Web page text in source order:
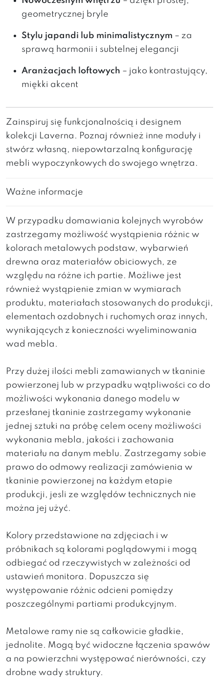
geometrycznej bryle
Stylu japandi lub minimalistycznym – za
sprawą harmonii i subtelnej elegancji
Aranżacjach loftowych – jako kontrastujący,
miękki akcent
Zainspiruj się funkcjonalnością i designem
kolekcji Laverna. Poznaj również inne moduły i
stwórz własną, niepowtarzalną konfigurację
mebli wypoczynkowych do swojego wnętrza.
Ważne informacje
W przypadku domawiania kolejnych wyrobów
zastrzegamy możliwość wystąpienia różnic w
kolorach metalowych podstaw, wybarwień
drewna oraz materiałów obiciowych, ze
względu na różne ich partie. Możliwe jest
również wystąpienie zmian w wymiarach
produktu, materiałach stosowanych do produkcji,
elementach ozdobnych i ruchomych oraz innych,
wynikających z konieczności wyeliminowania
wad mebla.
Przy dużej ilości mebli zamawianych w tkaninie
powierzonej lub w przypadku wątpliwości co do
możliwości wykonania danego modelu w
przesłanej tkaninie zastrzegamy wykonanie
jednej sztuki na próbę celem oceny możliwości
wykonania mebla, jakości i zachowania
materiału na danym meblu. Zastrzegamy sobie
prawo do odmowy realizacji zamówienia w
tkaninie powierzonej na każdym etapie
produkcji, jesli ze względów technicznych nie
można jej użyć.
Kolory przedstawione na zdjęciach i w
próbnikach są kolorami poglądowymi i mogą
odbiegać od rzeczywistych w zależności od
ustawień monitora. Dopuszcza się
występowanie różnic odcieni pomiędzy
poszczególnymi partiami produkcyjnym.
Metalowe ramy nie są całkowicie gładkie,
jednolite. Mogą być widoczne łączenia spawów
a na powierzchni występować nierówności, czy
drobne wady struktury.